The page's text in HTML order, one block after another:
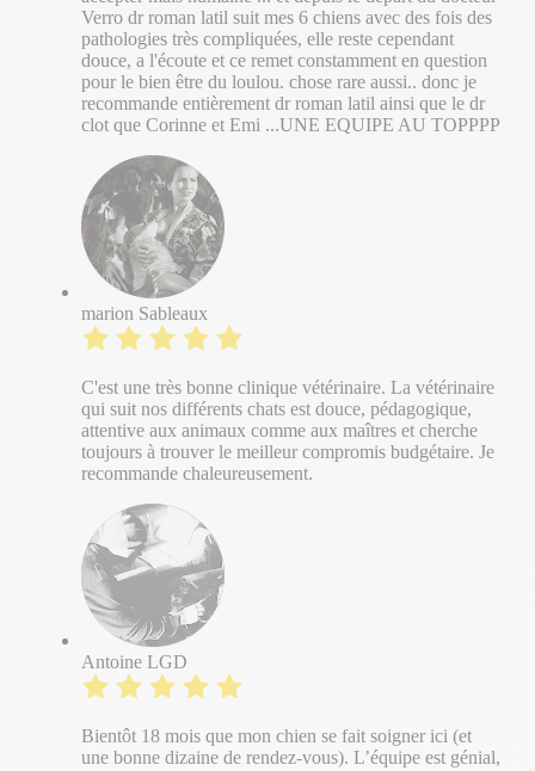
Verro dr roman latil suit mes 6 chiens avec des fois des
pathologies très compliquées, elle reste cependant
douce, a l'écoute et ce remet constamment en question
pour le bien être du loulou. chose rare aussi.. donc je
recommande entièrement dr roman latil ainsi que le dr
clot que Corinne et Emi ...UNE EQUIPE AU TOPPPP
marion Sableaux
C'est une très bonne clinique vétérinaire. La vétérinaire
qui suit nos différents chats est douce, pédagogique,
attentive aux animaux comme aux maîtres et cherche
toujours à trouver le meilleur compromis budgétaire. Je
recommande chaleureusement.
Antoine LGD
Bientôt 18 mois que mon chien se fait soigner ici (et
une bonne dizaine de rendez-vous). L’équipe est génial,